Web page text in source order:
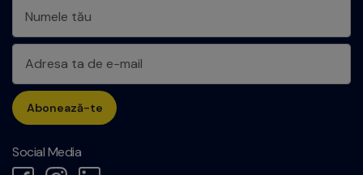
Abonează-te
Social Media